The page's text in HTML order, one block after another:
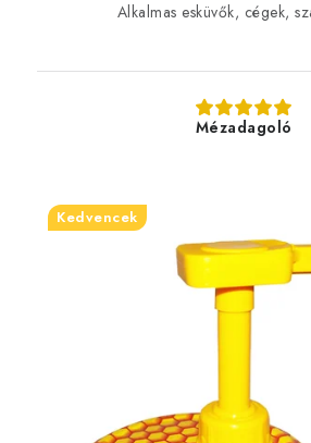
Alkalmas esküvők, cégek,
Mézadagoló
Kedvencek